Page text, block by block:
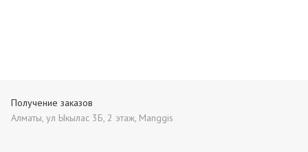
Получение заказов
Алматы, ул Ыкылас 3Б, 2 этаж, Manggis